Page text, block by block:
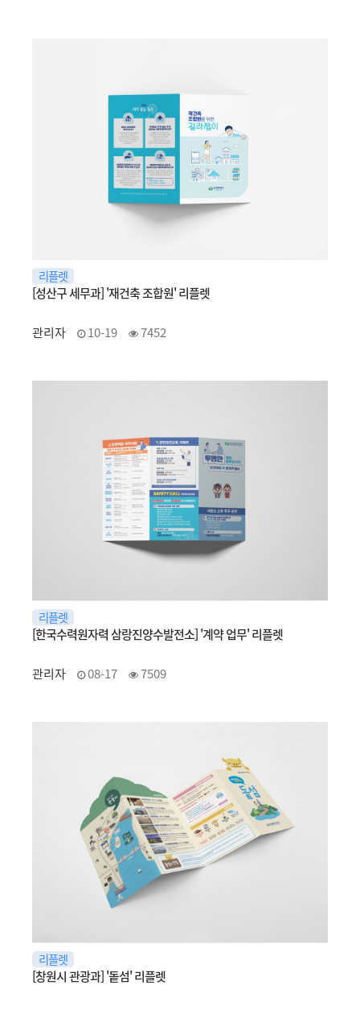
리플렛
[성산구 세무과] '재건축 조합원' 리플렛
관리자 10-19 7452
리플렛
[한국수력원자력 삼랑진양수발전소] '계약 업무' 리플렛
관리자 08-17 7509
리플렛
[창원시 관광과] '돝섬' 리플렛